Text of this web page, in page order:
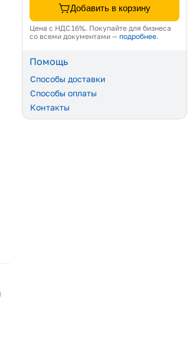
Добавить в корзину
Цена с НДС 16%. Покупайте для бизнеса
со всеми документами — подробнее.
Помощь
Способы доставки
Способы оплаты
Контакты